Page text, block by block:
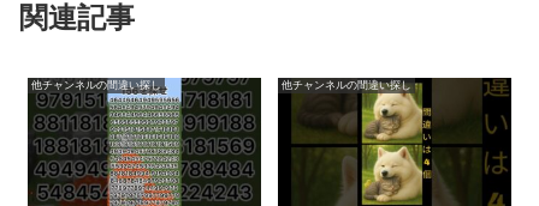
関連記事
他チャンネルの間違い探し 他チャンネルの間違い探し